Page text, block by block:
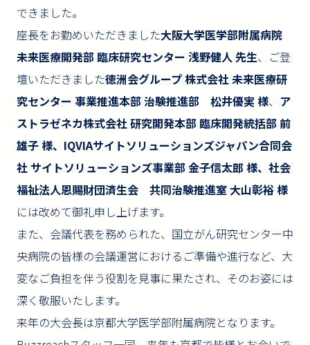
できました。
座長をお勤めいただきました大阪大学医学部附属病院
未来医療開発部 臨床研究センター 浅野健人 先生、ご登
壇いただきました徳洲会グループ 株式会社 未来医療研
究センター 事業推進本部 治験推進部 松井優実 様、 ア
ストラゼネカ株式会社 研究開発本部 臨床開発統括部 前
雄子 様、IQVIAサイトソリューションズジャパン合同会
社 サイトソリューションズ事業部 金子信太郎 様、社会
福祉法人恩賜財団済生会 共同治験推進室 大山彰裕 様
には改めて御礼申し上げます。
また、会議代表を務められた、国立がん研究センター中
央病院の皆様の会議運営におけるご準備や進行など、大
変なご負担を伴う役割を見事に果たされ、そのお姿には
深く敬服いたします。
来年の大会長は京都大学医学部附属病院となります。